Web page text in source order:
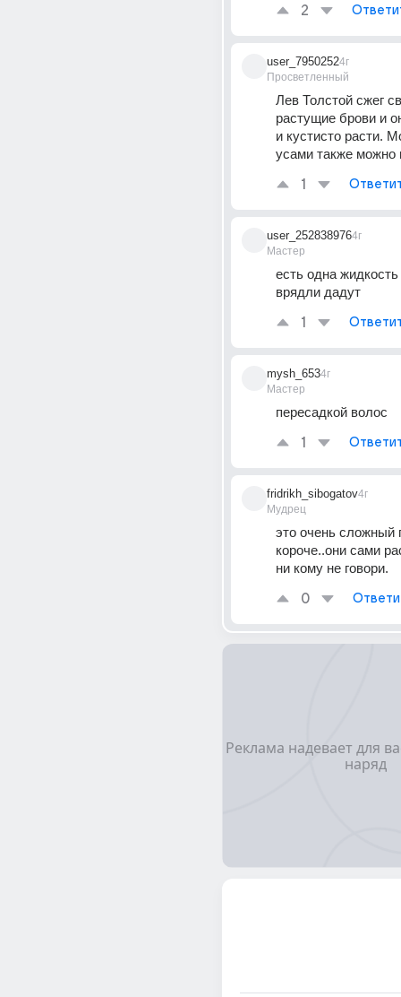
2
user_7950252
Просветленный
4г
Лев Толстой сжег
растущие брови и
и кустисто расти.
усами также можно
1
user_252838976
Мастер
4г
есть одна
врядли дадут
1
mysh_653
Мастер
4г
пересадкой волос
1
fridrikh_sibogatov
Мудрец
4г
это очень сложный
короче..они сами
ни кому не говори.
0